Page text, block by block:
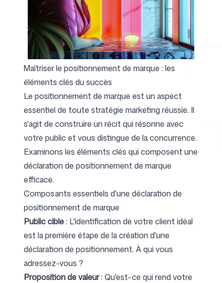
Tarifs
Centre d'aide
Outils gratuits
FAQ
Contact
Maîtriser le positionnement de marque : les
éléments clés du succès
Le positionnement de marque est un aspect
essentiel de toute stratégie marketing réussie. Il
s'agit de construire un récit qui résonne avec
votre public et vous distingue de la concurrence.
Examinons les éléments clés qui composent une
déclaration de positionnement de marque
efficace.
Composants essentiels d'une déclaration de
positionnement de marque
Public cible: L'identification de votre client idéal
est la première étape de la création d'une
déclaration de positionnement. À qui vous
adressez-vous ?
Proposition de valeur: Qu'est-ce qui rend votre